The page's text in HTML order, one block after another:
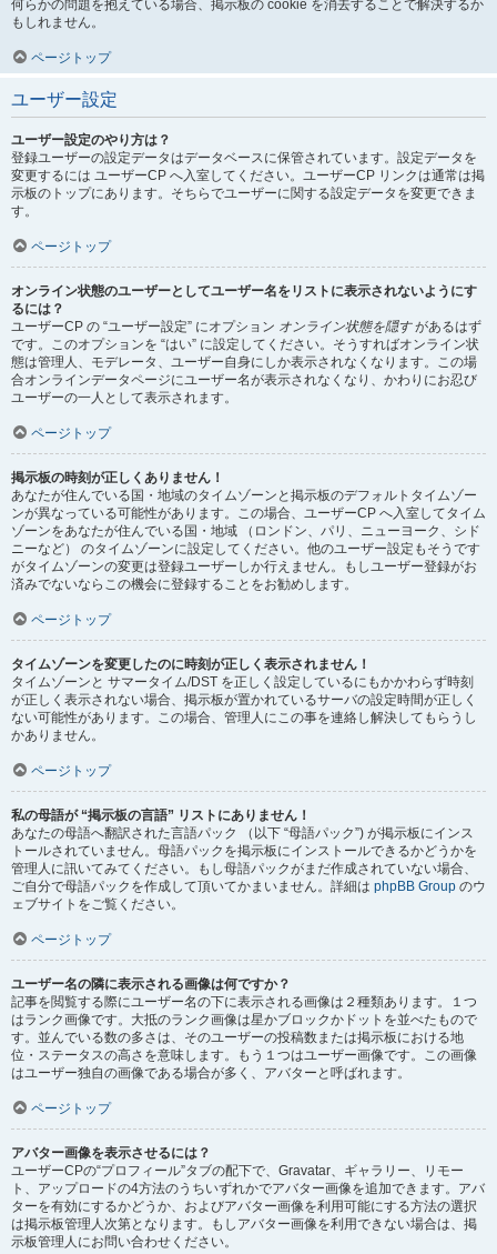
何らかの問題を抱えている場合、掲示板の cookie を消去することで解決するか
もしれません。
ページトップ
ユーザー設定
ユーザー設定のやり方は？
登録ユーザーの設定データはデータベースに保管されています。設定データを
変更するには ユーザーCP へ入室してください。ユーザーCP リンクは通常は掲
示板のトップにあります。そちらでユーザーに関する設定データを変更できま
す。
ページトップ
オンライン状態のユーザーとしてユーザー名をリストに表示されないようにす
るには？
ユーザーCP の “ユーザー設定” にオプション オンライン状態を隠すがあるはず
です。このオプションを “はい” に設定してください。そうすればオンライン状
態は管理人、モデレータ、ユーザー自身にしか表示されなくなります。この場
合オンラインデータページにユーザー名が表示されなくなり、かわりにお忍び
ユーザーの一人として表示されます。
ページトップ
掲示板の時刻が正しくありません！
あなたが住んでいる国・地域のタイムゾーンと掲示板のデフォルトタイムゾー
ンが異なっている可能性があります。この場合、ユーザーCP へ入室してタイム
ゾーンをあなたが住んでいる国・地域 （ロンドン、パリ、ニューヨーク、シド
ニーなど） のタイムゾーンに設定してください。他のユーザー設定もそうです
がタイムゾーンの変更は登録ユーザーしか行えません。もしユーザー登録がお
済みでないならこの機会に登録することをお勧めします。
ページトップ
タイムゾーンを変更したのに時刻が正しく表示されません！
タイムゾーンと サマータイム/DST を正しく設定しているにもかかわらず時刻
が正しく表示されない場合、掲示板が置かれているサーバの設定時間が正しく
ない可能性があります。この場合、管理人にこの事を連絡し解決してもらうし
かありません。
ページトップ
私の母語が “掲示板の言語” リストにありません！
あなたの母語へ翻訳された言語パック （以下 “母語パック”) が掲示板にインス
トールされていません。母語パックを掲示板にインストールできるかどうかを
管理人に訊いてみてください。もし母語パックがまだ作成されていない場合、
ご自分で母語パックを作成して頂いてかまいません。詳細は phpBB Group のウ
ェブサイトをご覧ください。
ページトップ
ユーザー名の隣に表示される画像は何ですか？
記事を閲覧する際にユーザー名の下に表示される画像は２種類あります。１つ
はランク画像です。大抵のランク画像は星かブロックかドットを並べたもので
す。並んでいる数の多さは、そのユーザーの投稿数または掲示板における地
位・ステータスの高さを意味します。もう１つはユーザー画像です。この画像
はユーザー独自の画像である場合が多く、アバターと呼ばれます。
ページトップ
アバター画像を表示させるには？
ユーザーCPの“プロフィール”タブの配下で、Gravatar、ギャラリー、リモー
ト、アップロードの4方法のうちいずれかでアバター画像を追加できます。アバ
ターを有効にするかどうか、およびアバター画像を利用可能にする方法の選択
は掲示板管理人次第となります。もしアバター画像を利用できない場合は、掲
示板管理人にお問い合わせください。